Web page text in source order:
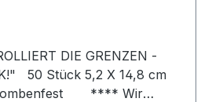
DIE GRENZEN -
cm
**** Wir